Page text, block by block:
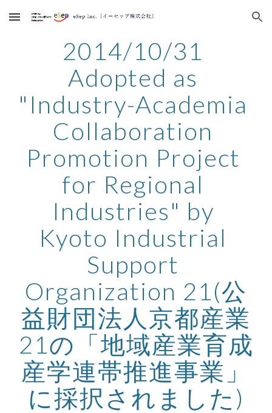
Skip to main content Skip to navigation
2014/10/31
Adopted as
"Industry-Academia
Collaboration
Promotion Project
for Regional
Industries" by
Kyoto Industrial
Support
Organization 21(公
益財団法人京都産業
21の「地域産業育成
産学連帯推進事業」
に採択されました)